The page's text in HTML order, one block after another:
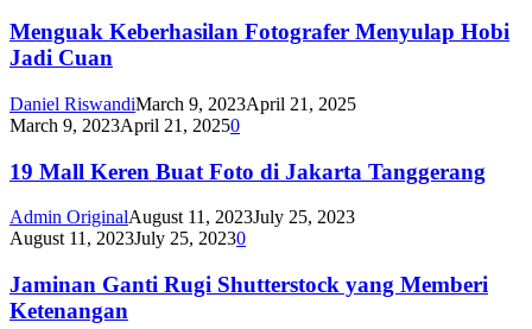
Menguak Keberhasilan Fotografer Menyulap Hobi
Jadi Cuan
Daniel RiswandiMarch 9, 2023April 21, 2025
March 9, 2023April 21, 20250
19 Mall Keren Buat Foto di Jakarta Tanggerang
Admin OriginalAugust 11, 2023July 25, 2023
August 11, 2023July 25, 20230
Jaminan Ganti Rugi Shutterstock yang Memberi
Ketenangan